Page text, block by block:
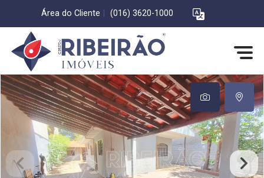
Área do Cliente (016) 3620-1000